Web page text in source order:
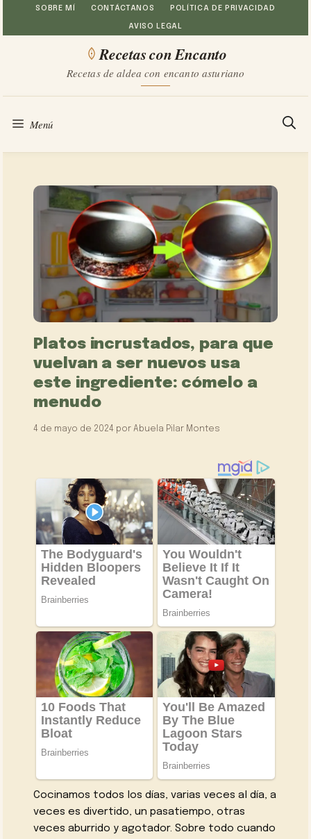
Saltar
al
SOBRE MÍ CONTÁCTANOS POLÍTICA DE PRIVACIDAD
AVISO LEGAL
Recetas con Encanto
Recetas de aldea con encanto asturiano
Menú
Platos incrustados, para que
vuelvan a ser nuevos usa
este ingrediente: cómelo a
menudo
4 de mayo de 2024 porAbuela Pilar Montes
Cocinamos todos los días, varias veces al día, a
veces es divertido, un pasatiempo, otras
veces aburrido y agotador. Sobre todo cuando